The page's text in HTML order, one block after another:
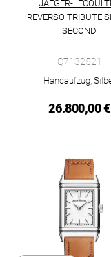
JAEGER-
REVERSO TRIBUTE
SECOND
Q7132521
Handaufzug,
26.800,00 €